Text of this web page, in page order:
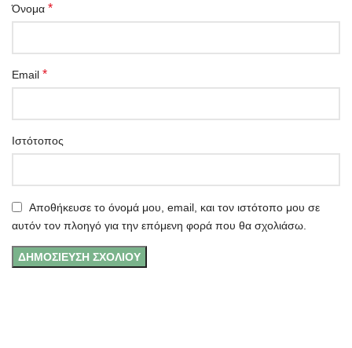
Όνομα *
Email *
Ιστότοπος
Αποθήκευσε το όνομά μου, email, και τον ιστότοπο μου σε
αυτόν τον πλοηγό για την επόμενη φορά που θα σχολιάσω.